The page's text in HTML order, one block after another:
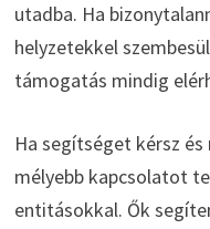
utadba. Ha
helyzetekkel
támogatás mindig
Ha segítséget kérsz
mélyebb kapcsolatot
entitásokkal. Ők